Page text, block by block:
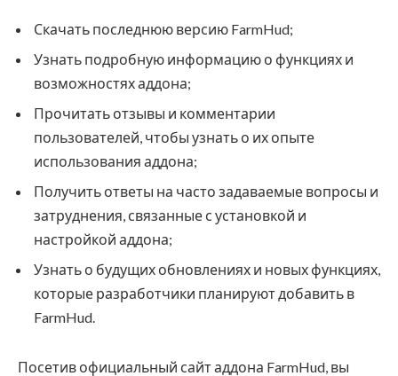
Скачать последнюю версию FarmHud;
Узнать подробную информацию о функциях и
возможностях аддона;
Прочитать отзывы и комментарии
пользователей, чтобы узнать о их опыте
использования аддона;
Получить ответы на часто задаваемые вопросы и
затруднения, связанные с установкой и
настройкой аддона;
Узнать о будущих обновлениях и новых функциях,
которые разработчики планируют добавить в
FarmHud.
Посетив официальный сайт аддона FarmHud, вы